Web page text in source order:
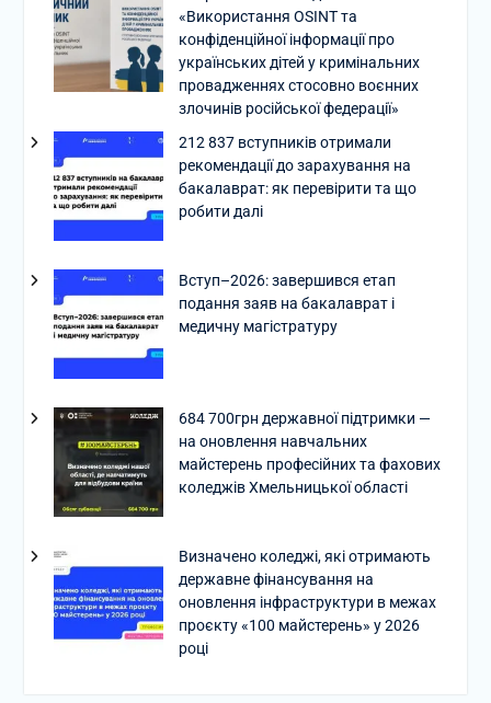
«Використання OSINT та
конфіденційної інформації про
українських дітей у кримінальних
провадженнях стосовно воєнних
злочинів російської федерації»
212 837 вступників отримали
рекомендації до зарахування на
бакалаврат: як перевірити та що
робити далі
Вступ–2026: завершився етап
подання заяв на бакалаврат і
медичну магістратуру
684 700грн державної підтримки —
на оновлення навчальних
майстерень професійних та фахових
коледжів Хмельницької області
Визначено коледжі, які отримають
державне фінансування на
оновлення інфраструктури в межах
проєкту «100 майстерень» у 2026
році